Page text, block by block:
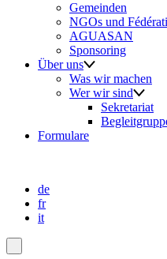
Gemeinden
NGOs und
AGUASAN
Sponsoring
Über uns
Was wir machen
Wer wir sind
Sekretariat
Formulare
de
fr
it